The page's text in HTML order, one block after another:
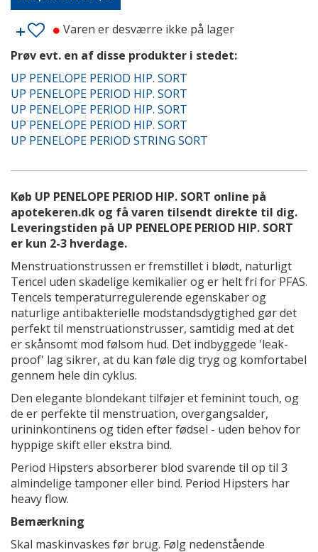
Varen er desværre ikke på lager
Prøv evt. en af disse produkter i stedet:
UP PENELOPE PERIOD HIP. SORT
UP PENELOPE PERIOD HIP. SORT
UP PENELOPE PERIOD HIP. SORT
UP PENELOPE PERIOD HIP. SORT
UP PENELOPE PERIOD STRING SORT
Køb UP PENELOPE PERIOD HIP. SORT online på
apotekeren.dk og få varen tilsendt direkte til dig.
Leveringstiden på UP PENELOPE PERIOD HIP. SORT
er kun 2-3 hverdage.
Menstruationstrussen er fremstillet i blødt, naturligt
Tencel uden skadelige kemikalier og er helt fri for PFAS.
Tencels temperaturregulerende egenskaber og
naturlige antibakterielle modstandsdygtighed gør det
perfekt til menstruationstrusser, samtidig med at det
er skånsomt mod følsom hud. Det indbyggede 'leak-
proof' lag sikrer, at du kan føle dig tryg og komfortabel
gennem hele din cyklus.
Den elegante blondekant tilføjer et feminint touch, og
de er perfekte til menstruation, overgangsalder,
urininkontinens og tiden efter fødsel - uden behov for
hyppige skift eller ekstra bind.
Period Hipsters absorberer blod svarende til op til 3
almindelige tamponer eller bind. Period Hipsters har
heavy flow.
Bemærkning
Skal maskinvaskes før brug. Følg nedenstående